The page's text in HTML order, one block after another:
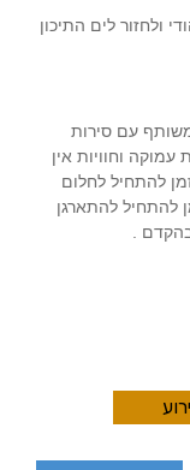
ולחזור לים התיכון
עם סירות
וחוויות אין
להתחיל לחלום
להתחיל להתארגן
.